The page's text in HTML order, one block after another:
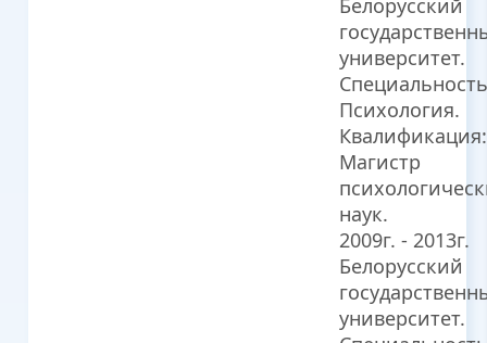
Белорусский
университет.
Психология.
Квалификация:
Магистр
наук.
2009г. - 2013г.
Белорусский
университет.